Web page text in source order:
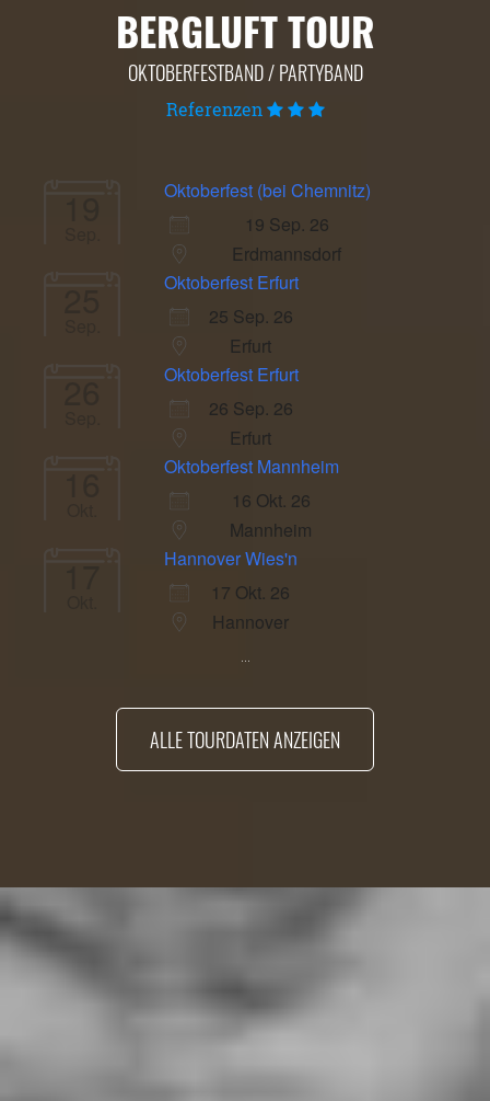
BERGLUFT TOUR
OKTOBERFESTBAND / PARTYBAND
Referenzen
19
Oktoberfest (bei Chemnitz)
19 Sep. 26
Erdmannsdorf
25
Oktoberfest Erfurt
25 Sep. 26
Erfurt
26
Oktoberfest Erfurt
26 Sep. 26
Erfurt
16
Oktoberfest Mannheim
16 Okt. 26
Mannheim
17
Hannover Wies'n
17 Okt. 26
Hannover
...
ALLE TOURDATEN ANZEIGEN